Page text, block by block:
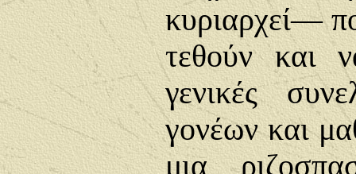
κυριαρχεί—
τεθούν και
γενικές
γονέων και
μια